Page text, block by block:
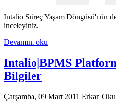
Intalio Süreç Yaşam Döngüsü'nün
inceleyiniz.
Devamını oku
Intalio|BPMS
Bilgiler
Çarşamba, 09 Mart 2011 Erkan